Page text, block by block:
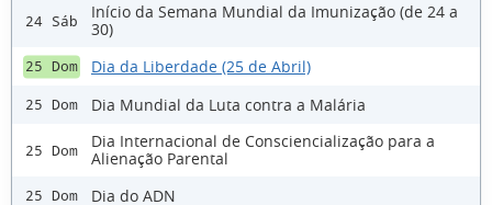
24 Sáb
Início da Semana Mundial da Imunização (de 24 a
30)
25 Dom Dia da Liberdade (25 de Abril)
25 Dom Dia Mundial da Luta contra a Malária
25 Dom
Dia Internacional de Consciencialização para a
Alienação Parental
25 Dom Dia do ADN